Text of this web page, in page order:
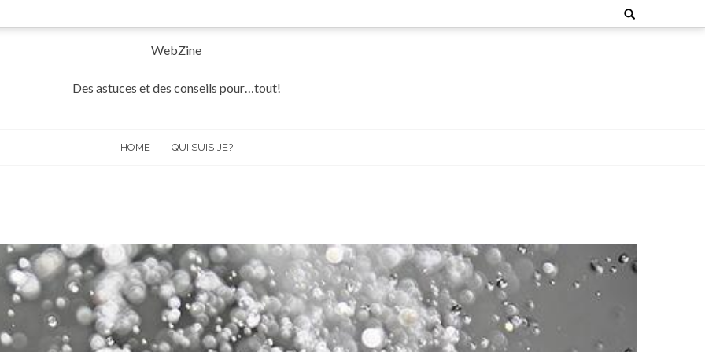
Search
for:
WebZine
Des astuces et des conseils pour…tout!
HOME QUI SUIS-JE?